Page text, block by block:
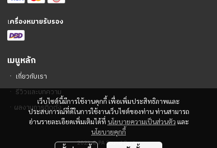
เว็บไซต์นี้มีการใช้งานคุกกี้ เพื่อเพิ่มประสิทธิภาพและ
ประสบการณ์ที่ดีในการใช้งานเว็บไซต์ของท่าน ท่านสามารถ
อ่านรายละเอียดเพิ่มเติมได้ที่ นโยบายความเป็นส่วนตัว และ
นโยบายคุกกี้
เครื่องหมายรับรอง
เมนูหลัก
ㆍ เกี่ยวกับเรา
ㆍรีวิวและบทความ
ㆍ ผลงานการติดตั้ง
2023 © PA Sound Center